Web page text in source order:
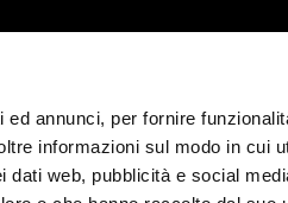
annunci, per fornire
informazioni sul modo in cui
web, pubblicità e social